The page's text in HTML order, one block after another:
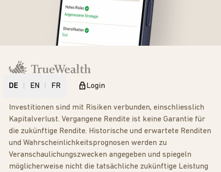
DE EN FR Login
Investitionen sind mit Risiken verbunden, einschliesslich
Kapitalverlust. Vergangene Rendite ist keine Garantie für
die zukünftige Rendite. Historische und erwartete Renditen
und Wahrscheinlichkeitsprognosen werden zu
Veranschaulichungszwecken angegeben und spiegeln
möglicherweise nicht die tatsächliche zukünftige Leistung